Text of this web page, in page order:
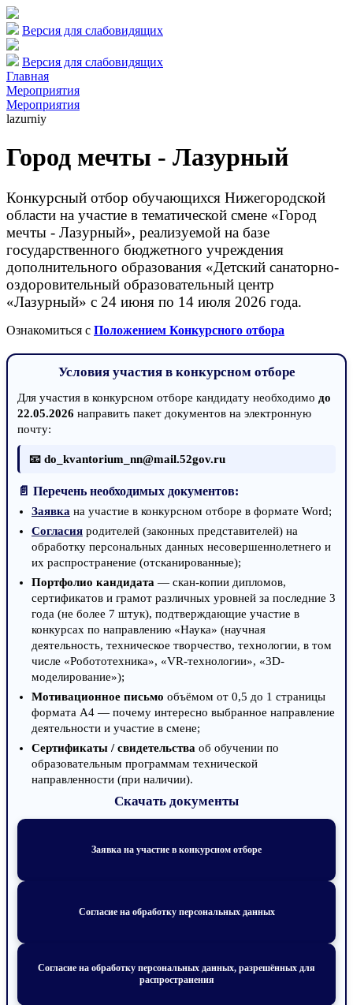
Версия для слабовидящих
Версия для слабовидящих
Главная
Мероприятия
Мероприятия
lazurniy
Город мечты - Лазурный
Конкурсный отбор обучающихся Нижегородской
области на участие в тематической смене «Город
мечты - Лазурный», реализуемой на базе
государственного бюджетного учреждения
дополнительного образования «Детский санаторно-
оздоровительный образовательный центр
«Лазурный» с 24 июня по 14 июля 2026 года.
Ознакомиться с Положением Конкурсного отбора
Условия участия в конкурсном отборе
Для участия в конкурсном отборе кандидату необходимо до
22.05.2026 направить пакет документов на электронную
почту:
📧 do_kvantorium_nn@mail.52gov.ru
📄 Перечень необходимых документов:
Заявка на участие в конкурсном отборе в формате Word;
Согласия родителей (законных представителей) на
обработку персональных данных несовершеннолетнего и
их распространение (отсканированные);
Портфолио кандидата — скан-копии дипломов,
сертификатов и грамот различных уровней за последние 3
года (не более 7 штук), подтверждающие участие в
конкурсах по направлению «Наука» (научная
деятельность, техническое творчество, технологии, в том
числе «Робототехника», «VR-технологии», «3D-
моделирование»);
Мотивационное письмо объёмом от 0,5 до 1 страницы
формата А4 — почему интересно выбранное направление
деятельности и участие в смене;
Сертификаты / свидетельства об обучении по
образовательным программам технической
направленности (при наличии).
Скачать документы
Заявка на участие в конкурсном отборе
Согласие на обработку персональных данных
Согласие на обработку персональных данных, разрешённых для
распространения